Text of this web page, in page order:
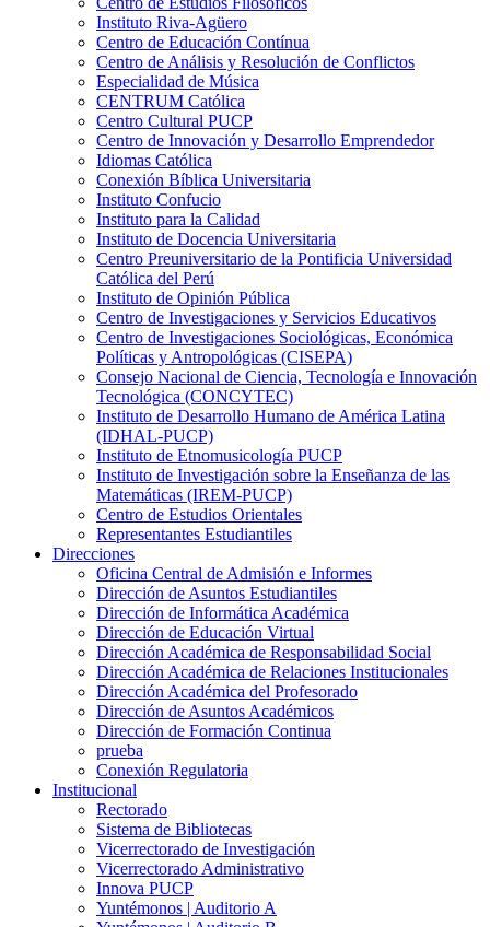
Instituto Riva-Agüero
Centro de Educación Contínua
Centro de Análisis y Resolución de Conflictos
Especialidad de Música
CENTRUM Católica
Centro Cultural PUCP
Centro de Innovación y Desarrollo Emprendedor
Idiomas Católica
Conexión Bíblica Universitaria
Instituto Confucio
Instituto para la Calidad
Instituto de Docencia Universitaria
Centro Preuniversitario de la Pontificia Universidad
Católica del Perú
Instituto de Opinión Pública
Centro de Investigaciones y Servicios Educativos
Centro de Investigaciones Sociológicas, Económica
Políticas y Antropológicas (CISEPA)
Consejo Nacional de Ciencia, Tecnología e Innovación
Tecnológica (CONCYTEC)
Instituto de Desarrollo Humano de América Latina
(IDHAL-PUCP)
Instituto de Etnomusicología PUCP
Instituto de Investigación sobre la Enseñanza de las
Matemáticas (IREM-PUCP)
Centro de Estudios Orientales
Representantes Estudiantiles
Direcciones
Oficina Central de Admisión e Informes
Dirección de Asuntos Estudiantiles
Dirección de Informática Académica
Dirección de Educación Virtual
Dirección Académica de Responsabilidad Social
Dirección Académica de Relaciones Institucionales
Dirección Académica del Profesorado
Dirección de Asuntos Académicos
Dirección de Formación Continua
prueba
Conexión Regulatoria
Institucional
Rectorado
Sistema de Bibliotecas
Vicerrectorado de Investigación
Vicerrectorado Administrativo
Innova PUCP
Yuntémonos | Auditorio A